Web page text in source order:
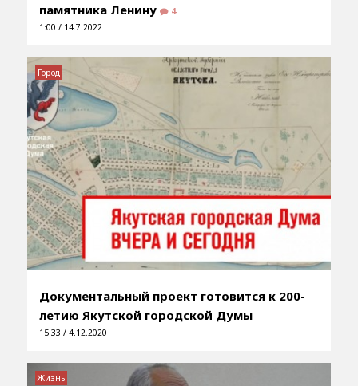
памятника Ленину
4
1:00 / 14.7.2022
Документальный проект готовится к 200-
летию Якутской городской Думы
15:33 / 4.12.2020
Город
Жизнь